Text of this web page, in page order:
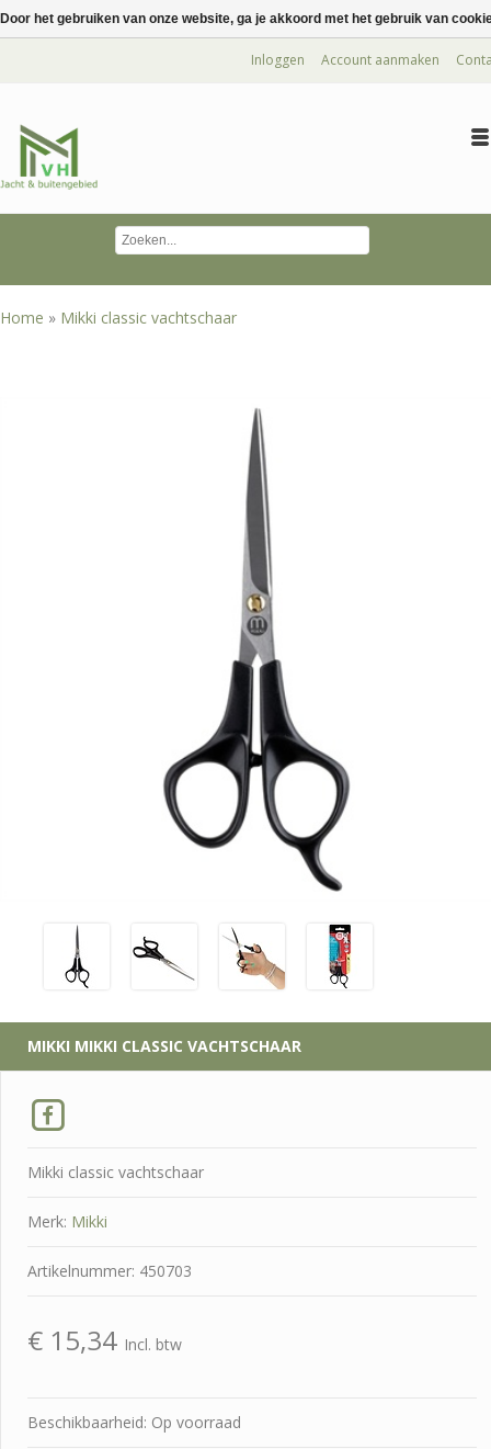
Inloggen Account aanmaken
Home » Mikki classic vachtschaar
MIKKI MIKKI CLASSIC VACHTSCHAAR
Mikki classic vachtschaar
Merk: Mikki
Artikelnummer: 450703
€ 15,34 Incl. btw
Beschikbaarheid: Op voorraad
Door het gebruiken van onze website, ga je akkoord met het gebruik van